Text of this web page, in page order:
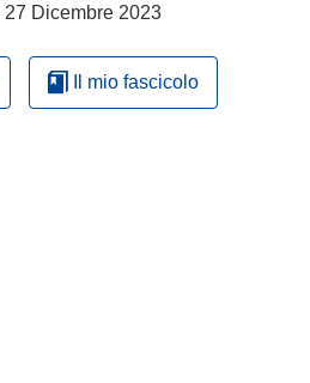
27 Dicembre 2023
Il mio fascicolo